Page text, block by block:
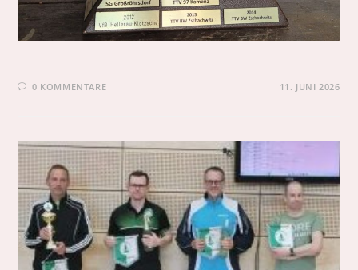
0 KOMMENTARE 11. JUNI 2026